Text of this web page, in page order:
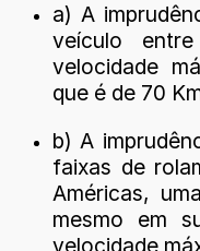
a) A
veículo
velocidade
que é de 70
b) A
faixas de
Américas,
mesmo em
velocidade